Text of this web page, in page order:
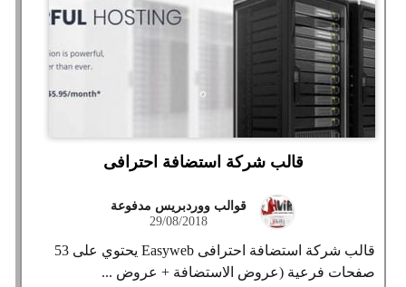
قالب شركة استضافة احترافى
قوالب ووردبريس مدفوعة
29/08/2018
قالب شركة استضافة احترافى Easyweb يحتوي على 53
صفحات فرعية (عروض الاستضافة + عروض ...